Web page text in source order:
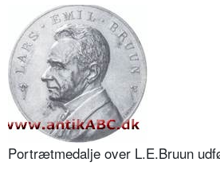
Portrætmedalje over L.E.Bruun